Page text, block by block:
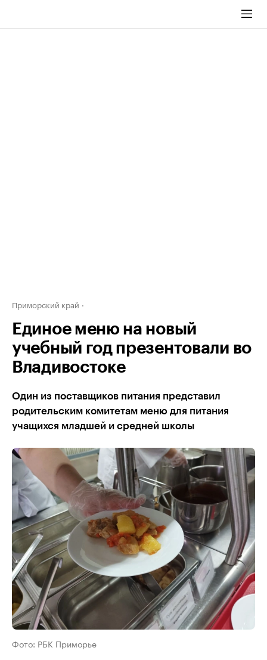
Приморский край
Единое меню на новый
учебный год презентовали во
Владивостоке
Один из поставщиков питания представил
родительским комитетам меню для питания
учащихся младшей и средней школы
Фото: РБК Приморье